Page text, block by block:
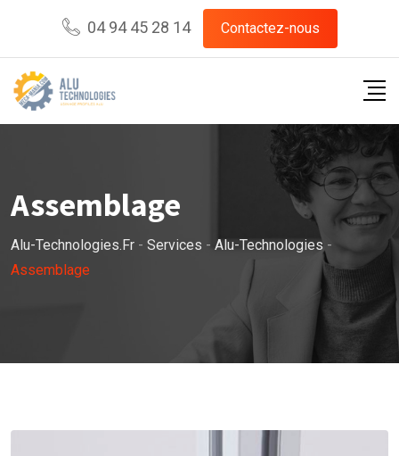
content
04 94 45 28 14 Contactez-nous
Assemblage
Alu-Technologies.fr - Services - Alu-Technologies -
Assemblage